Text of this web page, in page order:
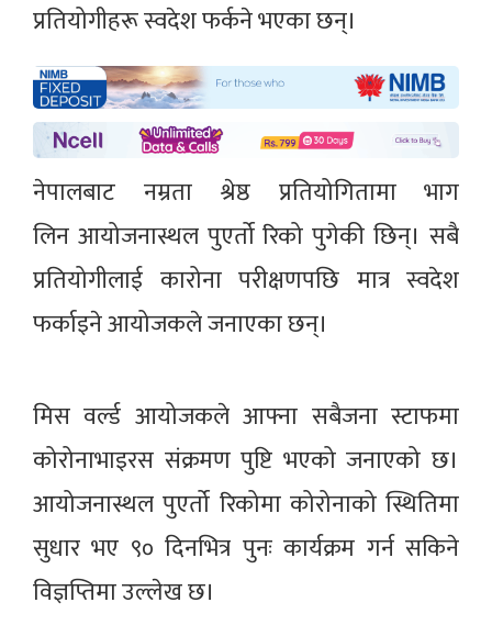
प्रतियोगीहरू स्वदेश फर्कने भएका छन्।
नेपालबाट नम्रता श्रेष्ठ प्रतियोगितामा भाग
लिन आयोजनास्थल पुएर्तो रिको पुगेकी छिन्। सबै
प्रतियोगीलाई कारोना परीक्षणपछि मात्र स्वदेश
फर्काइने आयोजकले जनाएका छन्।
मिस वर्ल्ड आयोजकले आफ्ना सबैजना स्टाफमा
कोरोनाभाइरस संक्रमण पुष्टि भएको जनाएको छ।
आयोजनास्थल पुएर्तो रिकोमा कोरोनाको स्थितिमा
सुधार भए ९० दिनभित्र पुनः कार्यक्रम गर्न सकिने
विज्ञप्तिमा उल्लेख छ।